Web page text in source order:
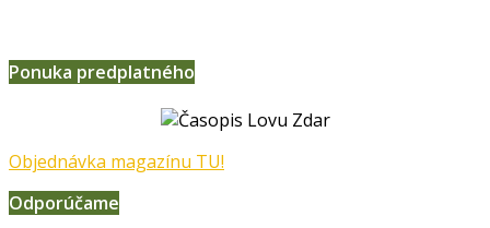
Ponuka predplatného
Objednávka magazínu TU!
Odporúčame